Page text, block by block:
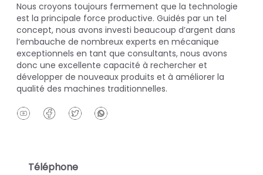
Nous croyons toujours fermement que la technologie
est la principale force productive. Guidés par un tel
concept, nous avons investi beaucoup d’argent dans
l’embauche de nombreux experts en mécanique
exceptionnels en tant que consultants, nous avons
donc une excellente capacité à rechercher et
développer de nouveaux produits et à améliorer la
qualité des machines traditionnelles.
Téléphone